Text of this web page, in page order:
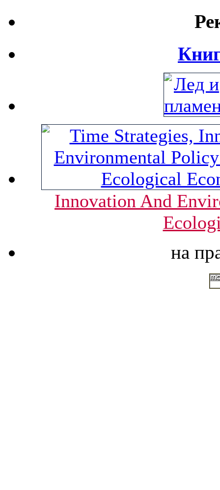
Innovation And
на